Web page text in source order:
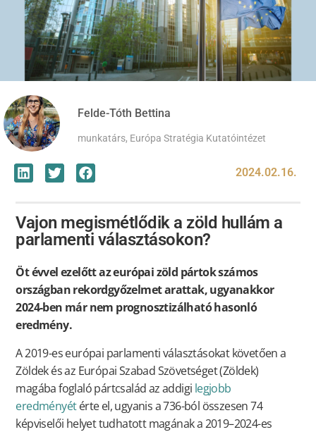
Felde-Tóth Bettina
munkatárs, Európa Stratégia Kutatóintézet
2024.02.16.
Vajon megismétlődik a zöld hullám a
parlamenti választásokon?
Öt évvel ezelőtt az európai zöld pártok számos
országban rekordgyőzelmet arattak, ugyanakkor
2024-ben már nem prognosztizálható hasonló
eredmény.
A 2019-es európai parlamenti választásokat követően a
Zöldek és az Európai Szabad Szövetséget (Zöldek)
magába foglaló pártcsalád az addigi legjobb
eredményétérte el, ugyanis a 736-ból összesen 74
képviselői helyet tudhatott magának a 2019–2024-es